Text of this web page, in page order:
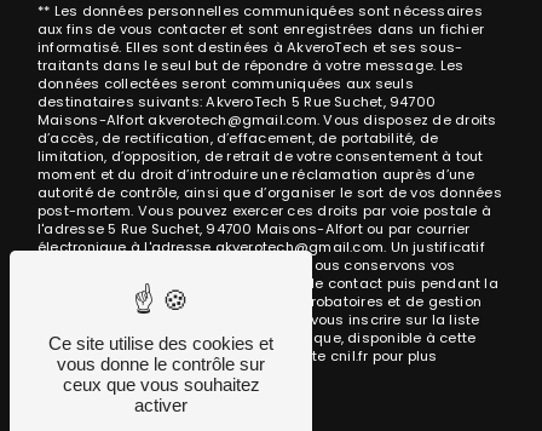
** Les données personnelles communiquées sont nécessaires
aux fins de vous contacter et sont enregistrées dans un fichier
informatisé. Elles sont destinées à AkveroTech et ses sous-
traitants dans le seul but de répondre à votre message. Les
données collectées seront communiquées aux seuls
destinataires suivants: AkveroTech 5 Rue Suchet, 94700
Maisons-Alfort akverotech@gmail.com. Vous disposez de droits
d’accès, de rectification, d’effacement, de portabilité, de
limitation, d’opposition, de retrait de votre consentement à tout
moment et du droit d’introduire une réclamation auprès d’une
autorité de contrôle, ainsi que d’organiser le sort de vos données
post-mortem. Vous pouvez exercer ces droits par voie postale à
l'adresse 5 Rue Suchet, 94700 Maisons-Alfort ou par courrier
électronique à l'adresse akverotech@gmail.com. Un justificatif
d'identité pourra vous être demandé. Nous conservons vos
données pendant la période de prise de contact puis pendant la
durée de prescription légale aux fins probatoires et de gestion
des contentieux. Vous avez le droit de vous inscrire sur la liste
d'opposition au démarchage téléphonique, disponible à cette
adresse: Bloctel.gouv.fr. Consultez le site cnil.fr pour plus
d’informations sur vos droits.
Ce site utilise des cookies et
vous donne le contrôle sur
ceux que vous souhaitez
activer